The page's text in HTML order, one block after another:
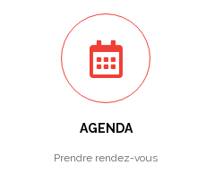
AGENDA
Prendre rendez-vous